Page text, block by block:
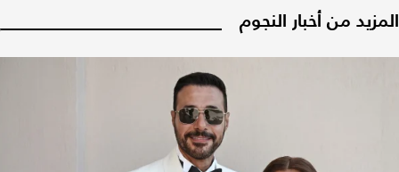
المزيد من أخبار النجوم